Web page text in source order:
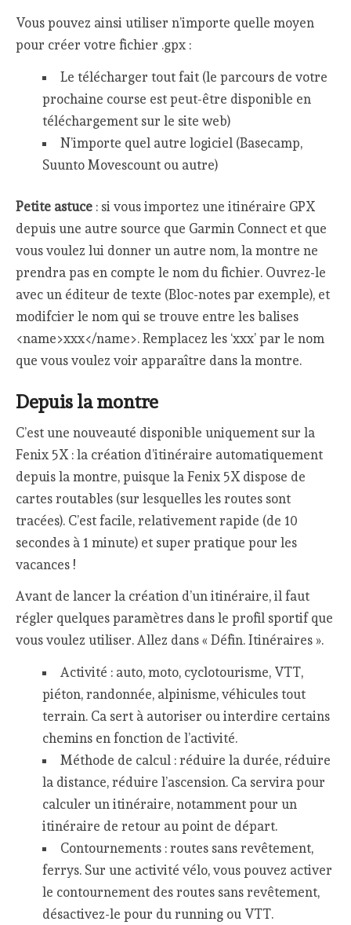
Vous pouvez ainsi utiliser n’importe quelle moyen
pour créer votre fichier .gpx :
Le télécharger tout fait (le parcours de votre
prochaine course est peut-être disponible en
téléchargement sur le site web)
N’importe quel autre logiciel (Basecamp,
Suunto Movescount ou autre)
Petite astuce : si vous importez une itinéraire GPX
depuis une autre source que Garmin Connect et que
vous voulez lui donner un autre nom, la montre ne
prendra pas en compte le nom du fichier. Ouvrez-le
avec un éditeur de texte (Bloc-notes par exemple), et
modifcier le nom qui se trouve entre les balises
<name>xxx</name>. Remplacez les ‘xxx’ par le nom
que vous voulez voir apparaître dans la montre.
Depuis la montre
C’est une nouveauté disponible uniquement sur la
Fenix 5X : la création d’itinéraire automatiquement
depuis la montre, puisque la Fenix 5X dispose de
cartes routables (sur lesquelles les routes sont
tracées). C’est facile, relativement rapide (de 10
secondes à 1 minute) et super pratique pour les
vacances !
Avant de lancer la création d’un itinéraire, il faut
régler quelques paramètres dans le profil sportif que
vous voulez utiliser. Allez dans « Défin. Itinéraires ».
Activité : auto, moto, cyclotourisme, VTT,
piéton, randonnée, alpinisme, véhicules tout
terrain. Ca sert à autoriser ou interdire certains
chemins en fonction de l’activité.
Méthode de calcul : réduire la durée, réduire
la distance, réduire l’ascension. Ca servira pour
calculer un itinéraire, notamment pour un
itinéraire de retour au point de départ.
Contournements : routes sans revêtement,
ferrys. Sur une activité vélo, vous pouvez activer
le contournement des routes sans revêtement,
désactivez-le pour du running ou VTT.